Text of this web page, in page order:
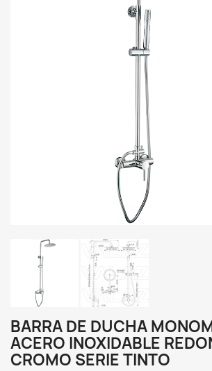
BARRA DE DUCHA
ACERO INOXIDABLE
CROMO SERIE TINTO